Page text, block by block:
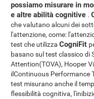
possiamo misurare in
e altre abilità cognitive .
che valutano alcuni dei
l'attenzione, come:
test che utilizzaCogniFit
basano sul test classico di
Attention(TOVA), Hooper
ilContinuous Performance
test misurano anche il
flessibilità cognitiva,